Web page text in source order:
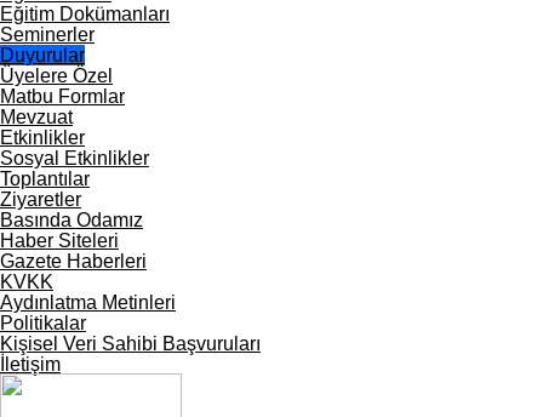
Eğitim Dokümanları
Seminerler
Duyurular
Üyelere Özel
Matbu Formlar
Mevzuat
Etkinlikler
Sosyal Etkinlikler
Toplantılar
Ziyaretler
Basında Odamız
Haber Siteleri
Gazete Haberleri
KVKK
Aydınlatma Metinleri
Politikalar
Kişisel Veri Sahibi Başvuruları
İletişim